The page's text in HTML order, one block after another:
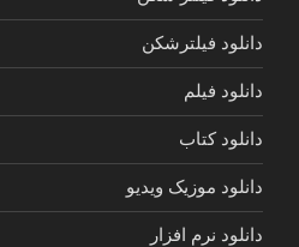
دانلود فیلترشکن
دانلود فیلم
دانلود کتاب
دانلود موزیک ویدیو
دانلود نرم افزار